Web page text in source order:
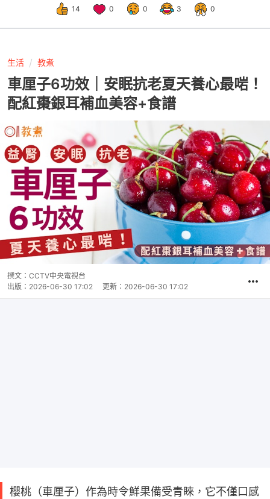
14 0 0 3 0
生活 教煮
車厘子6功效｜安眠抗老夏天養心最啱！
配紅棗銀耳補血美容+食譜
撰文： CCTV中央電視台
出版： 2026-06-30 17:02 更新： 2026-06-30 17:02
櫻桃（車厘子）作為時令鮮果備受青睞，它不僅口感